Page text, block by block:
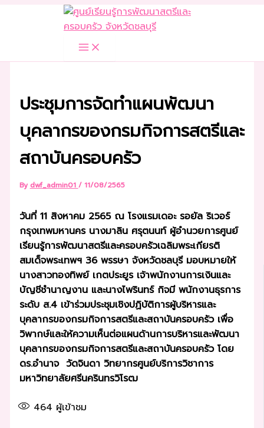
ประชุมการจัดทำแผนพัฒนา
บุคลากรของกรมกิจการสตรีและ
สถาบันครอบครัว
By dwf_admin01 / 11/08/2565
วันที่ 11 สิงหาคม 2565 ณ โรงแรมเดอะ รอยัล ริเวอร์
กรุงเทพมหานคร นางมาลิน ศรุตนนท์ ผู้อำนวยการศูนย์
เรียนรู้การพัฒนาสตรีและครอบครัวเฉลิมพระเกียรติ
สมเด็จพระเทพฯ 36 พรรษา จังหวัดชลบุรี มอบหมายให้
นางสาวทองทิพย์ เกตประยูร เจ้าพนักงานการเงินและ
บัญชีชำนาญงาน และนางไพรินทร์ กิจมี พนักงานธุรการ
ระดับ ส.4 เข้าร่วมประชุมเชิงปฏิบัติการผู้บริหารและ
บุคลากรของกรมกิจการสตรีและสถาบันครอบครัว เพื่อ
วิพากษ์และให้ความเห็นต่อแผนด้านการบริหารและพัฒนา
บุคลากรของกรมกิจการสตรีและสถาบันครอบครัว โดย
ดร.อำนาจ วัดจินดา วิทยากรศูนย์บริการวิชาการ
มหาวิทยาลัยศรีนครินทรวิโรฒ
464 ผู้เข้าชม